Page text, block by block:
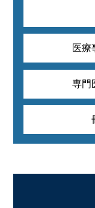
医療
専門